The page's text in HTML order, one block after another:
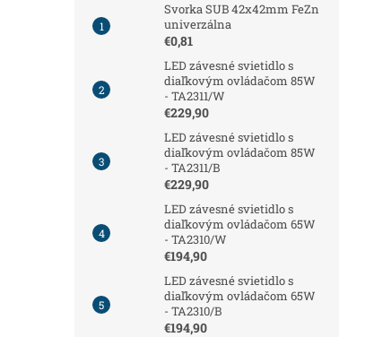
Svorka SUB 42x42mm FeZn
univerzálna
€0,81
LED závesné svietidlo s
diaľkovým ovládačom 85W
- TA2311/W
€229,90
LED závesné svietidlo s
diaľkovým ovládačom 85W
- TA2311/B
€229,90
LED závesné svietidlo s
diaľkovým ovládačom 65W
- TA2310/W
€194,90
LED závesné svietidlo s
diaľkovým ovládačom 65W
- TA2310/B
€194,90